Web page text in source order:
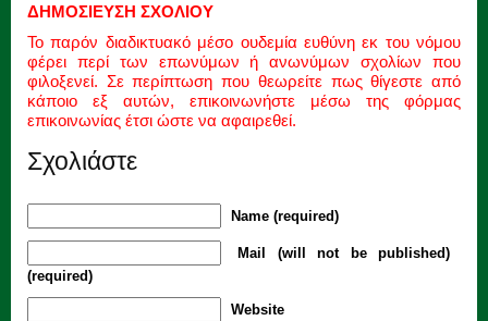
ΔΗΜΟΣΙΕΥΣΗ ΣΧΟΛΙΟΥ
Το παρόν διαδικτυακό μέσο ουδεμία ευθύνη εκ του νόμου
φέρει περί των επωνύμων ή ανωνύμων σχολίων που
φιλοξενεί. Σε περίπτωση που θεωρείτε πως θίγεστε από
κάποιο εξ αυτών, επικοινωνήστε μέσω της φόρμας
επικοινωνίας έτσι ώστε να αφαιρεθεί.
Σχολιάστε
Name (required)
Mail (will not be published)
(required)
Website